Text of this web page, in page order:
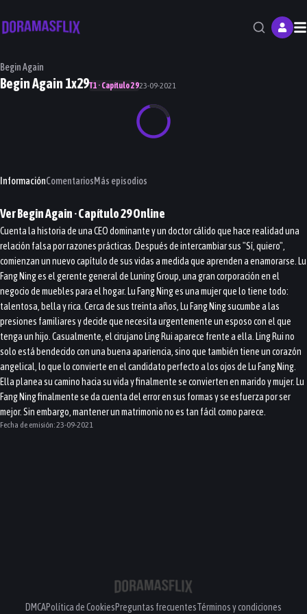
Begin Again
Begin Again 1x29T1 · Capítulo 2923-09-2021
InformaciónComentariosMás episodios
VerBegin Again· Capítulo29Online
Cuenta la historia de una CEO dominante y un doctor cálido que hace realidad una
relación falsa por razones prácticas. Después de intercambiar sus "Sí, quiero",
comienzan un nuevo capítulo de sus vidas a medida que aprenden a enamorarse. Lu
Fang Ning es el gerente general de Luning Group, una gran corporación en el
negocio de muebles para el hogar. Lu Fang Ning es una mujer que lo tiene todo:
talentosa, bella y rica. Cerca de sus treinta años, Lu Fang Ning sucumbe a las
presiones familiares y decide que necesita urgentemente un esposo con el que
tenga un hijo. Casualmente, el cirujano Ling Rui aparece frente a ella. Ling Rui no
solo está bendecido con una buena apariencia, sino que también tiene un corazón
angelical, lo que lo convierte en el candidato perfecto a los ojos de Lu Fang Ning.
Ella planea su camino hacia su vida y finalmente se convierten en marido y mujer. Lu
Fang Ning finalmente se da cuenta del error en sus formas y se esfuerza por ser
mejor. Sin embargo, mantener un matrimonio no es tan fácil como parece.
Fecha de emisión:23-09-2021
DMCAPolítica de CookiesPreguntas frecuentesTérminos y condiciones